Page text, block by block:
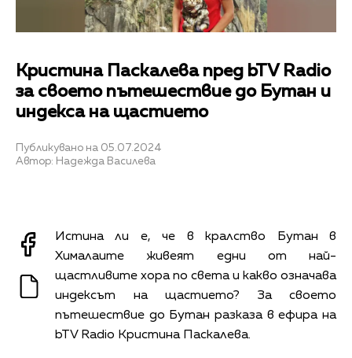
Кристина Паскалева пред bTV Radio
за своето пътешествие до Бутан и
индекса на щастието
Публикувано на 05.07.2024
Автор: Надежда Василева
Истина ли е, че в кралство Бутан в
Хималаите живеят едни от най-
щастливите хора по света и какво означава
индексът на щастието? За своето
пътешествие до Бутан разказа в ефира на
bTV Radio Кристина Паскалева.